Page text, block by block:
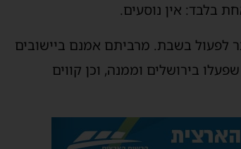
בלבד: אין נוסעים.
לפעול בשבת. מרביתם אמנם ביישובים
בירושלים וממנה, וכן קווים